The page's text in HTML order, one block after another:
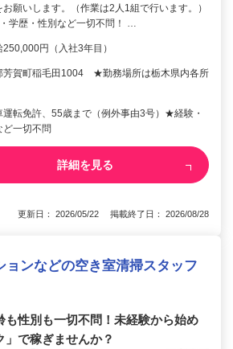
願いします。（作業は2人1組で行います。）
学歴・性別など一切不問！ …
250,000円（入社3年目）
芳賀町稲毛田1004 ★勤務場所は栃木県内各所
運転免許、55歳まで（例外事由3号）★経験・
ど一切不問
詳細を見る
更新日： 2026/05/22 掲載終了日： 2026/08/28
ョンなどの空き室清掃スタッフ
も性別も一切不問！未経験から始め
」で稼ぎませんか？